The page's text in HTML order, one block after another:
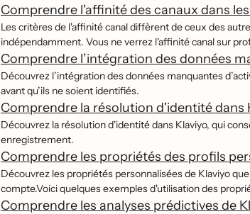
Comprendre l'affinité des canaux dans
Les critères de l'affinité canal diffèrent de ceux des
indépendamment. Vous ne verrez l'affinité canal sur
Comprendre l’intégration des données
Découvrez l’intégration des données manquantes
avant qu’ils ne soient identifiés.
Comprendre la résolution d'identité dans
Découvrez la résolution d'identité dans Klaviyo, qui
enregistrement.
Comprendre les propriétés des profils
Découvrez les propriétés personnalisées de Klaviyo
compte.Voici quelques exemples d'utilisation des
Comprendre les analyses prédictives de